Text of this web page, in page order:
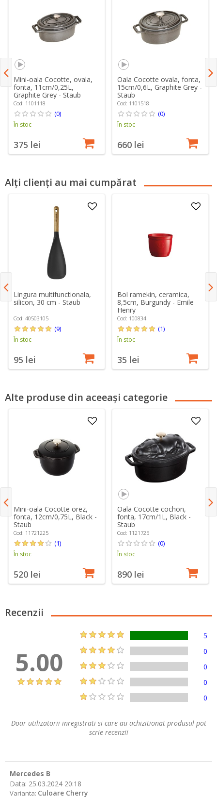
Mini-oala Cocotte, ovala,
fonta, 11cm/0,25L,
Graphite Grey - Staub
Cod: 1101118
(0)
În stoc
375 lei
Oala Cocotte ovala, fonta,
15cm/0,6L, Graphite Grey -
Staub
Cod: 1101518
(0)
În stoc
660 lei
Alți clienți au mai cumpărat
Lingura multifunctionala,
silicon, 30 cm - Staub
Cod: 40503105
(9)
În stoc
95 lei
Bol ramekin, ceramica,
8,5cm, Burgundy - Emile
Henry
Cod: 100834
(1)
În stoc
35 lei
Alte produse din aceeași categorie
Mini-oala Cocotte orez,
fonta, 12cm/0,75L, Black -
Staub
Cod: 11721225
(1)
În stoc
520 lei
Oala Cocotte cochon,
fonta, 17cm/1L, Black -
Staub
Cod: 1121725
(0)
În stoc
890 lei
Recenzii
5.00
5
0
0
0
0
Doar utilizatorii inregistrati si care au achizitionat produsul pot
scrie recenzii
Mercedes B
Data: 25.03.2024 20:18
Varianta: Culoare Cherry